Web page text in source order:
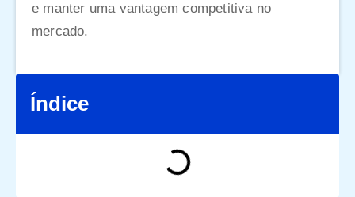
e manter uma vantagem competitiva no
mercado.
Índice